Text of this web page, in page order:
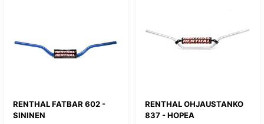
RENTHAL FATBAR 602 -
SININEN
RENTHAL OHJAUSTANKO
837 - HOPEA